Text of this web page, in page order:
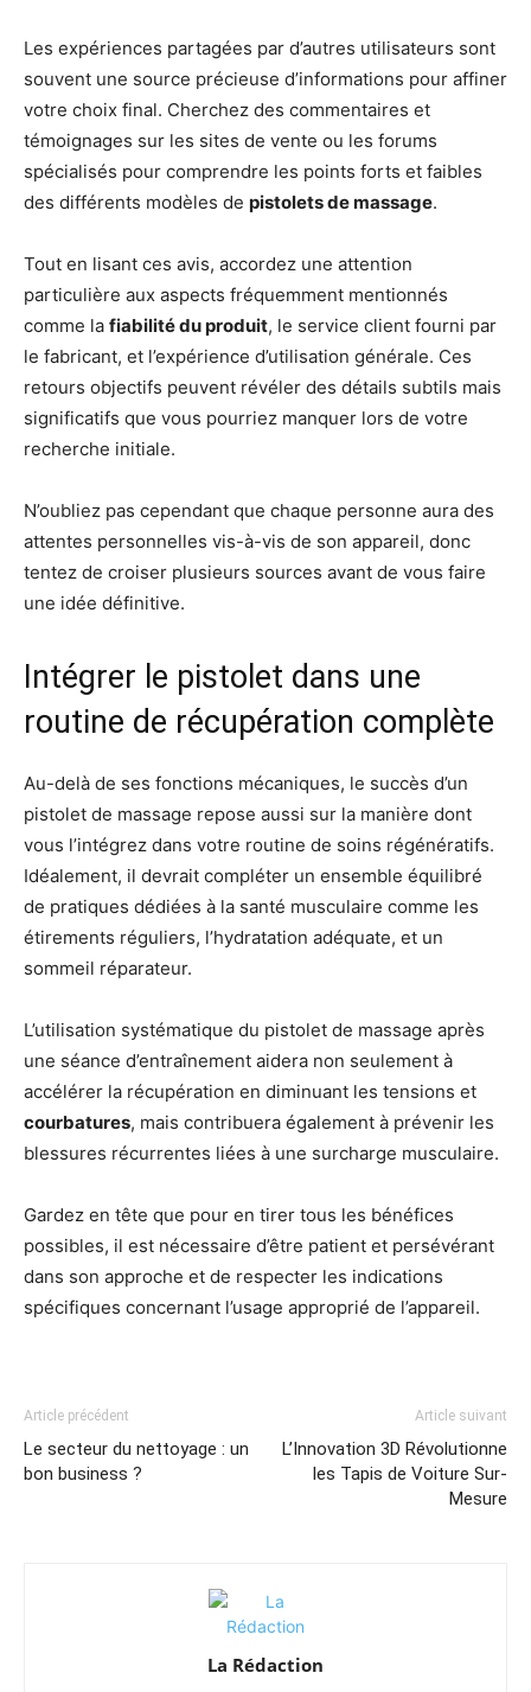
Les expériences partagées par d’autres utilisateurs sont
souvent une source précieuse d’informations pour affiner
votre choix final. Cherchez des commentaires et
témoignages sur les sites de vente ou les forums
spécialisés pour comprendre les points forts et faibles
des différents modèles de pistolets de massage.
Tout en lisant ces avis, accordez une attention
particulière aux aspects fréquemment mentionnés
comme la fiabilité du produit, le service client fourni par
le fabricant, et l’expérience d’utilisation générale. Ces
retours objectifs peuvent révéler des détails subtils mais
significatifs que vous pourriez manquer lors de votre
recherche initiale.
N’oubliez pas cependant que chaque personne aura des
attentes personnelles vis-à-vis de son appareil, donc
tentez de croiser plusieurs sources avant de vous faire
une idée définitive.
Intégrer le pistolet dans une
routine de récupération complète
Au-delà de ses fonctions mécaniques, le succès d’un
pistolet de massage repose aussi sur la manière dont
vous l’intégrez dans votre routine de soins régénératifs.
Idéalement, il devrait compléter un ensemble équilibré
de pratiques dédiées à la santé musculaire comme les
étirements réguliers, l’hydratation adéquate, et un
sommeil réparateur.
L’utilisation systématique du pistolet de massage après
une séance d’entraînement aidera non seulement à
accélérer la récupération en diminuant les tensions et
courbatures, mais contribuera également à prévenir les
blessures récurrentes liées à une surcharge musculaire.
Gardez en tête que pour en tirer tous les bénéfices
possibles, il est nécessaire d’être patient et persévérant
dans son approche et de respecter les indications
spécifiques concernant l’usage approprié de l’appareil.
Article précédent
Le secteur du nettoyage : un
bon business ?
Article suivant
L’Innovation 3D Révolutionne
les Tapis de Voiture Sur-
Mesure
La Rédaction